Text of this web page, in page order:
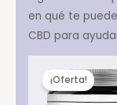
en qué te
CBD para
¡Oferta!